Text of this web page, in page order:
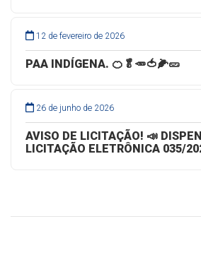
12 de fevereiro de 2026
PAA INDÍGENA. 🍊🥬🥕🍅🌽🥒
26 de junho de 2026
AVISO DE LICITAÇÃO! 📣
LICITAÇÃO ELETRÔNICA 035/